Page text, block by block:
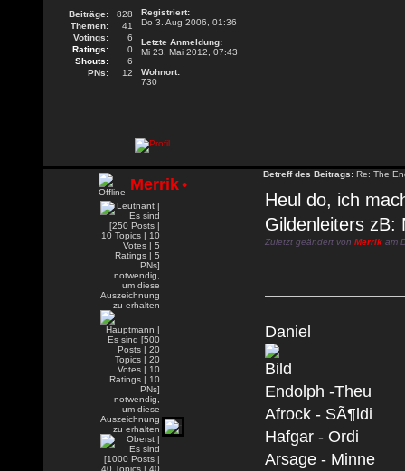
Beiträge:
828
Themen:
41
Votings:
6
Ratings:
0
Shouts:
6
PNs:
12
Registriert:
Do 3. Aug 2006, 01:36
Letzte Anmeldung:
Mi 23. Mai 2012, 07:43
Wohnort:
730
Merrik•
Betreff des Beitrags: Re: The
Heul do, ich
Gildenleiters zB:
Zuletzt geändert von Merrik am
Daniel
Endolph -Theu
Afrock - SÃ¶ldi
Hafgar - Ordi
Arsage - Minne